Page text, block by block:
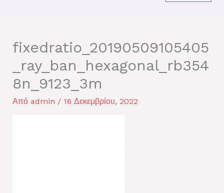
fixedratio_20190509105405
_ray_ban_hexagonal_rb354
8n_9123_3m
Από admin / 16 Δεκεμβρίου, 2022